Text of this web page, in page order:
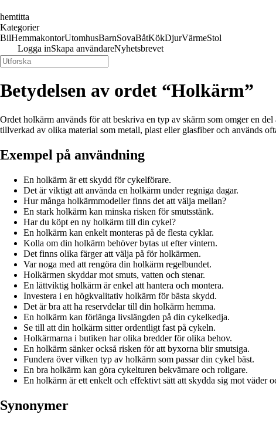
hemtitta
Kategorier
BilHemmakontorUtomhusBarnSovaBåtKökDjurVärmeStol
Logga inSkapa användareNyhetsbrevet
Betydelsen av ordet “Holkärm”
Ordet holkärm används för att beskriva en typ av skärm som omger en
tillverkad av olika material som metall, plast eller glasfiber och används
Exempel på användning
En holkärm är ett skydd för cykelförare.
Det är viktigt att använda en holkärm under regniga dagar.
Hur många holkärmmodeller finns det att välja mellan?
En stark holkärm kan minska risken för smutsstänk.
Har du köpt en ny holkärm till din cykel?
En holkärm kan enkelt monteras på de flesta cyklar.
Kolla om din holkärm behöver bytas ut efter vintern.
Det finns olika färger att välja på för holkärmen.
Var noga med att rengöra din holkärm regelbundet.
Holkärmen skyddar mot smuts, vatten och stenar.
En lättviktig holkärm är enkel att hantera och montera.
Investera i en högkvalitativ holkärm för bästa skydd.
Det är bra att ha reservdelar till din holkärm hemma.
En holkärm kan förlänga livslängden på din cykelkedja.
Se till att din holkärm sitter ordentligt fast på cykeln.
Holkärmarna i butiken har olika bredder för olika behov.
En holkärm sänker också risken för att byxorna blir smutsiga.
Fundera över vilken typ av holkärm som passar din cykel bäst.
En bra holkärm kan göra cykelturen bekvämare och roligare.
En holkärm är ett enkelt och effektivt sätt att skydda sig mot väder
Synonymer